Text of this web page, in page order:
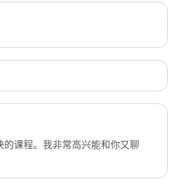
的课程。我非常高兴能和你又聊